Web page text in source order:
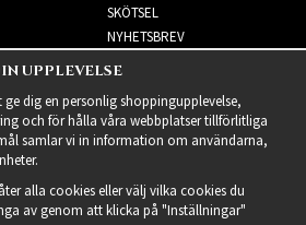
SKÖTSEL
NYHETSBREV
NYHETSBREV
UPPLEVELSE
dig en personlig shoppingupplevelse,
och för hålla våra webbplatser tillförlitliga
samlar vi in information om användarna,
alla cookies eller välj vilka cookies du
av genom att klicka på "Inställningar"